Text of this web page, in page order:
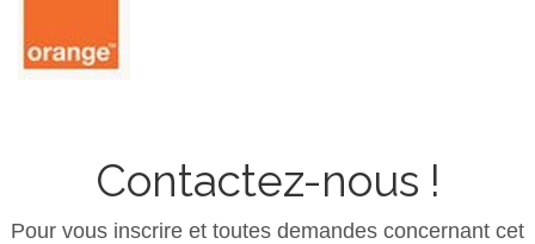
Contactez-nous !
Pour vous inscrire et toutes demandes concernant cet